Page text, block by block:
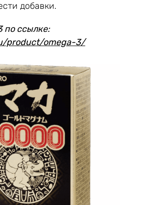
добавки.
по ссылке:
product/omega-3/